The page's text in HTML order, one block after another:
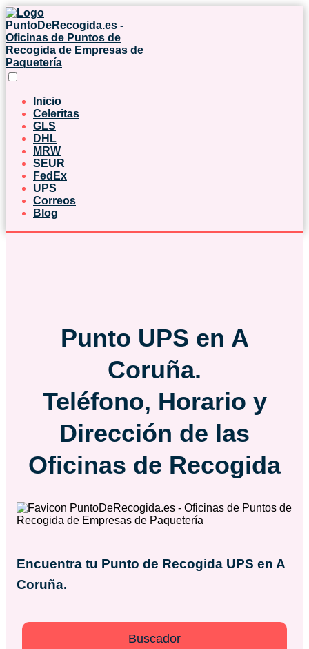
Inicio
Celeritas
GLS
DHL
MRW
SEUR
FedEx
UPS
Correos
Blog
Punto UPS en A
Coruña.
Teléfono, Horario y
Dirección de las
Oficinas de Recogida
Encuentra tu Punto de Recogida UPS en A
Coruña.
Buscador